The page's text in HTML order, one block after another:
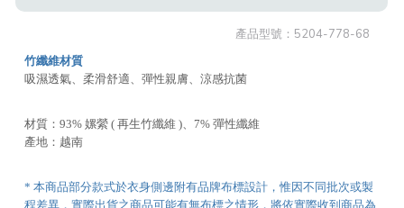
產品型號： 5204-778-68
竹纖維材質
吸濕透氣、柔滑舒適、彈性親膚、涼感抗菌
材質：93% 嫘縈 ( 再生竹纖維 )、7% 彈性纖維
產地：越南
* 本商品部分款式於衣身側邊附有品牌布標設計，惟因不同批次或製
程差異，實際出貨之商品可能有無布標之情形，將依實際收到商品為